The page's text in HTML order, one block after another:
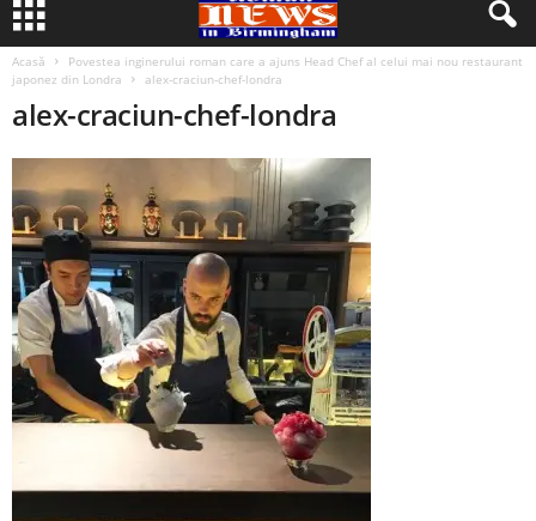
Acasă
Povestea inginerului roman care a ajuns Head Chef al celui mai nou restaurant
japonez din Londra
alex-craciun-chef-londra
alex-craciun-chef-londra